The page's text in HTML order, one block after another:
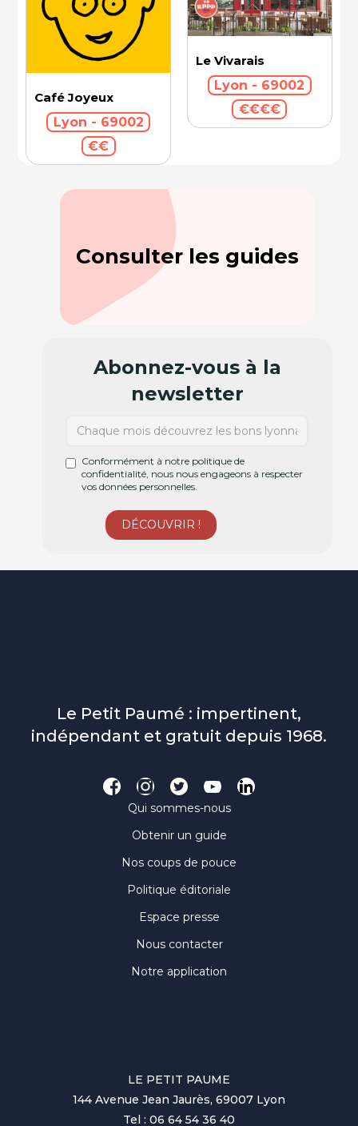
Café Joyeux
Lyon - 69002
€€
Le Vivarais
Lyon - 69002
€€€€
Consulter les guides
Abonnez-vous à la
newsletter
Conformément à notre politique de
confidentialité, nous nous engageons à respecter
vos données personnelles.
Le Petit Paumé : impertinent,
indépendant et gratuit depuis 1968.
Qui sommes-nous
Obtenir un guide
Nos coups de pouce
Politique éditoriale
Espace presse
Nous contacter
Notre application
LE PETIT PAUME
144 Avenue Jean Jaurès, 69007 Lyon
Tel : 06 64 54 36 40